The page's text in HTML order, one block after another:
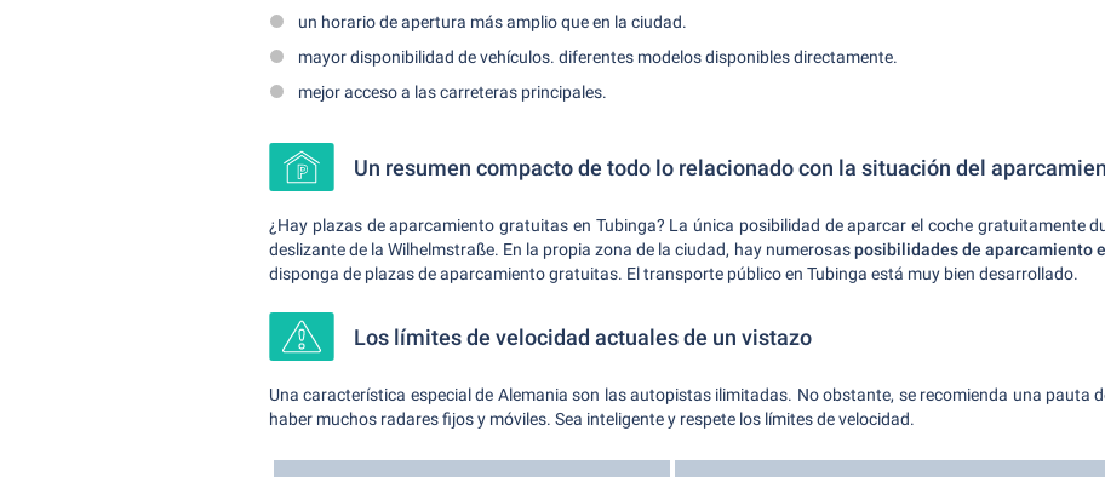
un horario de apertura más amplio que en la ciudad.
mayor disponibilidad de vehículos. diferentes modelos disponibles directamente.
mejor acceso a las carreteras principales.
Un resumen compacto de todo lo relacionado con la situación del
¿Hay plazas de aparcamiento gratuitas en Tubinga? La única posibilidad de aparcar el coche gratuitamente
deslizante de la Wilhelmstraße. En la propia zona de la ciudad, hay numerosasposibilidades de aparcamiento
disponga de plazas de aparcamiento gratuitas. El transporte público en Tubinga está muy bien desarrollado.
Los límites de velocidad actuales de un vistazo
Una característica especial de Alemania son las autopistas ilimitadas. No obstante, se recomienda una pauta
haber muchos radares fijos y móviles. Sea inteligente y respete los límites de velocidad.